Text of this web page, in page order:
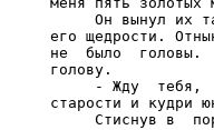
Он вынул их
его щедрости.
не  было  головы.
голову.
- Жду  тебя,
старости и кудри
Стиснув в